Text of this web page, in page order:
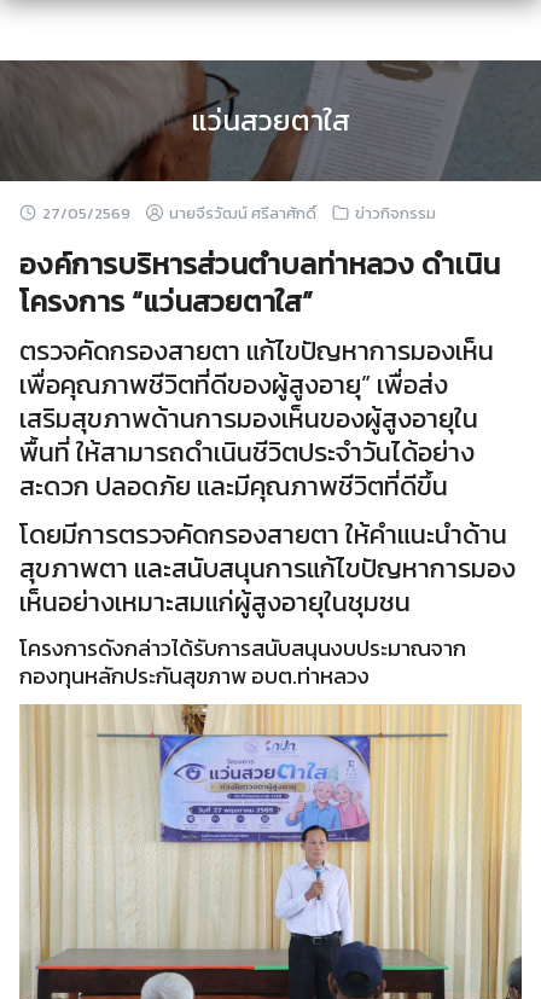
Skip
แว่นสวยตาใส
27/05/2569 นายจีรวัฒน์ ศรีลาศักดิ์ ข่าวกิจกรรม
องค์การบริหารส่วนตำบลท่าหลวง ดำเนิน
โครงการ “แว่นสวยตาใส”
ตรวจคัดกรองสายตา แก้ไขปัญหาการมองเห็น
เพื่อคุณภาพชีวิตที่ดีของผู้สูงอายุ” เพื่อส่ง
เสริมสุขภาพด้านการมองเห็นของผู้สูงอายุใน
พื้นที่ ให้สามารถดำเนินชีวิตประจำวันได้อย่าง
สะดวก ปลอดภัย และมีคุณภาพชีวิตที่ดีขึ้น
โดยมีการตรวจคัดกรองสายตา ให้คำแนะนำด้าน
สุขภาพตา และสนับสนุนการแก้ไขปัญหาการมอง
เห็นอย่างเหมาะสมแก่ผู้สูงอายุในชุมชน
โครงการดังกล่าวได้รับการสนับสนุนงบประมาณจาก
กองทุนหลักประกันสุขภาพ อบต.ท่าหลวง